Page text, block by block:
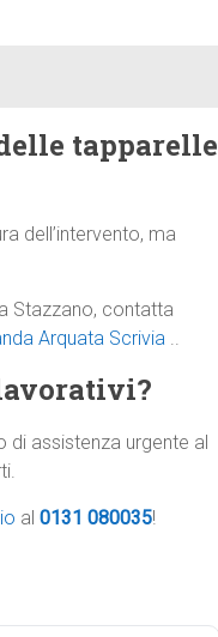
tapparelle
dell’intervento, ma
Stazzano, contatta
Arquata Scrivia ..
di assistenza urgente al
al 0131 080035!